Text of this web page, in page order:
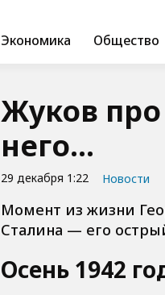
Экономика Общество
Жуков про
него…
29 декабря 1:22 Новости
Момент из жизни
Сталина — его
Осень 1942